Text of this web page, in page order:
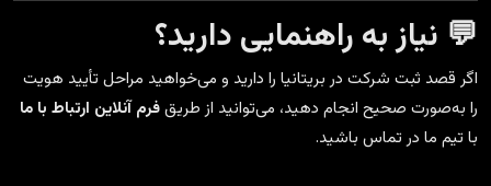
💬 نیاز به راهنمایی دارید؟
اگر قصد ثبت شرکت در بریتانیا را دارید و می‌خواهید مراحل تأیید هویت
را به‌صورت صحیح انجام دهید، می‌توانید از طریقفرم آنلاین ارتباط با ما
با تیم ما در تماس باشید.